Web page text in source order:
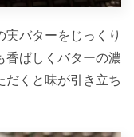
バターをじっくり
香ばしくバターの濃
だくと味が引き立ち